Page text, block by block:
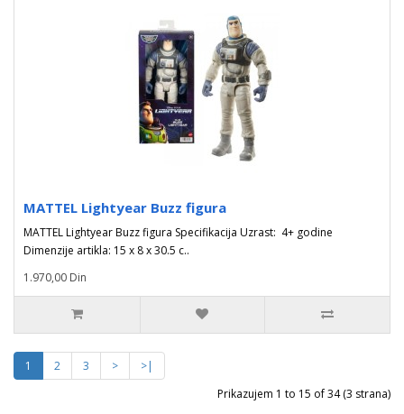
MATTEL Lightyear Buzz figura
MATTEL Lightyear Buzz figura Specifikacija Uzrast: 4+ godine
Dimenzije artikla: 15 x 8 x 30.5 c..
1.970,00 Din
1 2 3 >
>|
Prikazujem 1 to 15 of 34 (3 strana)